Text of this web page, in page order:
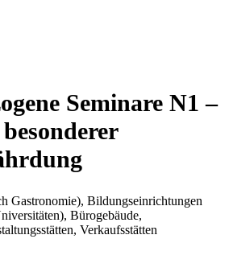
Seminare N1 –
Gastronomie), Bildungseinrichtungen
Bürogebäude,
Verkaufsstätten